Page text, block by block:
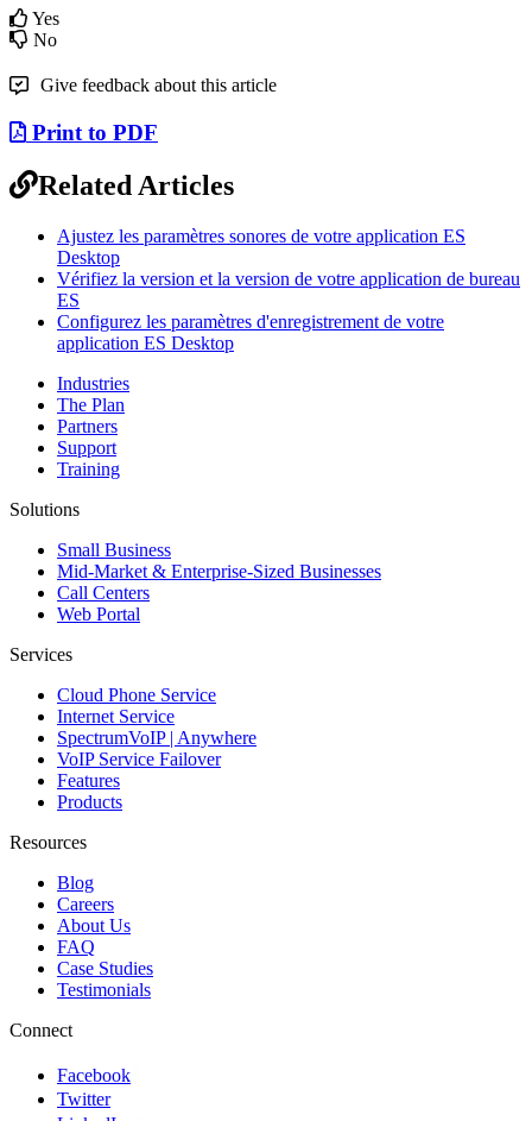
Yes
No
Give feedback about this article
Print to PDF
Related Articles
Ajustez les paramètres sonores de votre application ES
Desktop
Vérifiez la version et la version de votre application de bureau
ES
Configurez les paramètres d'enregistrement de votre
application ES Desktop
Industries
The Plan
Partners
Support
Training
Solutions
Small Business
Mid-Market & Enterprise-Sized Businesses
Call Centers
Web Portal
Services
Cloud Phone Service
Internet Service
SpectrumVoIP | Anywhere
VoIP Service Failover
Features
Products
Resources
Blog
Careers
About Us
FAQ
Case Studies
Testimonials
Connect
Facebook
Twitter